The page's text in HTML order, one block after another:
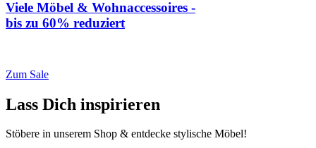
Viele Möbel & Wohnaccessoires -
bis zu 60% reduziert
Zum Sale
Lass Dich inspirieren
Stöbere in unserem Shop & entdecke stylische Möbel!